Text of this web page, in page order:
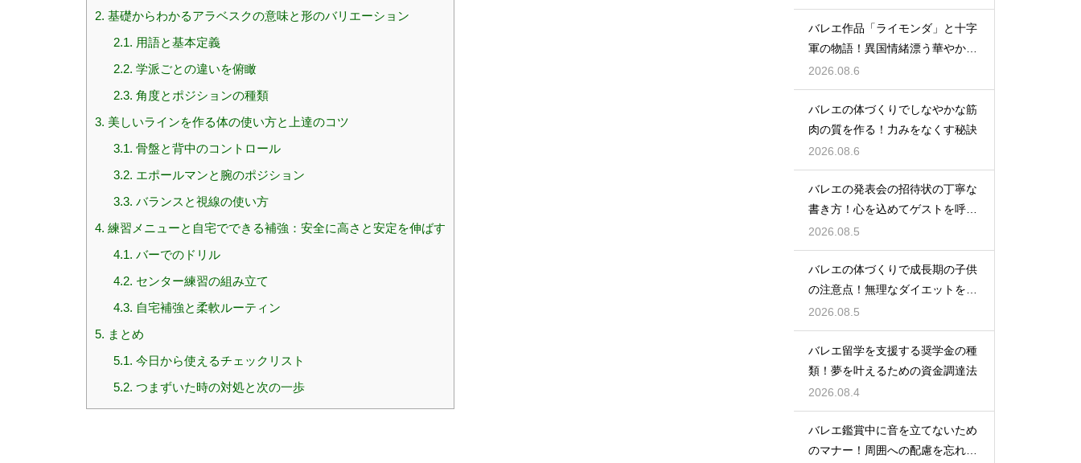
2. 基礎からわかるアラベスクの意味と形のバリエーション
2.1. 用語と基本定義
2.2. 学派ごとの違いを俯瞰
2.3. 角度とポジションの種類
3. 美しいラインを作る体の使い方と上達のコツ
3.1. 骨盤と背中のコントロール
3.2. エポールマンと腕のポジション
3.3. バランスと視線の使い方
4. 練習メニューと自宅でできる補強：安全に高さと安定を伸ばす
4.1. バーでのドリル
4.2. センター練習の組み立て
4.3. 自宅補強と柔軟ルーティン
5. まとめ
5.1. 今日から使えるチェックリスト
5.2. つまずいた時の対処と次の一歩
バレエ作品「ライモンダ」と十字
軍の物語！異国情緒漂う華やかな
踊りを堪能
2026.08.6
バレエの体づくりでしなやかな筋
肉の質を作る！力みをなくす秘訣
2026.08.6
バレエの発表会の招待状の丁寧な
書き方！心を込めてゲストを呼ぶ
コツ
2026.08.5
バレエの体づくりで成長期の子供
の注意点！無理なダイエットを防
ぎ健康に
2026.08.5
バレエ留学を支援する奨学金の種
類！夢を叶えるための資金調達法
2026.08.4
バレエ鑑賞中に音を立てないため
のマナー！周囲への配慮を忘れず